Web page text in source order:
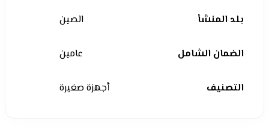
بلد المنشأ الصين
الضمان الشامل عامين
التصنيف أجهزة صغيرة